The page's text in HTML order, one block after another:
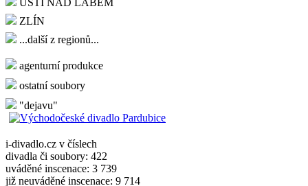
ZLÍN
...další z regionů...
agenturní produkce
ostatní soubory
"dejavu"
i-divadlo.cz v číslech
divadla či soubory: 422
uváděné inscenace: 3 739
již neuváděné inscenace: 9 714